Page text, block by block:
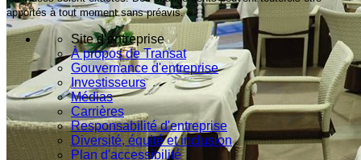
apportés à tout moment sans préavis.
Site d’entreprise
À propos de Transat
Gouvernance d'entreprise
Investisseurs
Médias
Carrières
Responsabilité d'entreprise
Diversité, équité et inclusion
Plan d'accessibilité